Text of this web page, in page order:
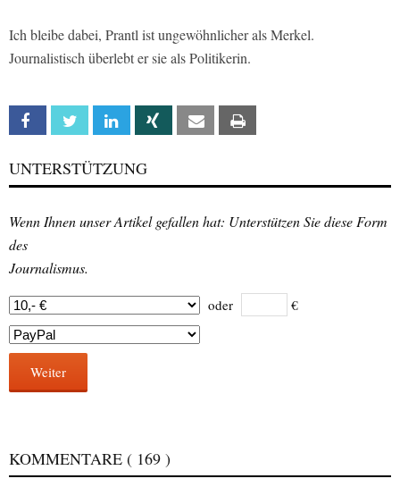
Ich bleibe dabei, Prantl ist ungewöhnlicher als Merkel.
Journalistisch überlebt er sie als Politikerin.
Facebook Twitter Linkedin Xing Email
UNTERSTÜTZUNG
Wenn Ihnen unser Artikel gefallen hat: Unterstützen Sie diese Form
des
Journalismus.
oder €
Weiter
KOMMENTARE ( 169 )